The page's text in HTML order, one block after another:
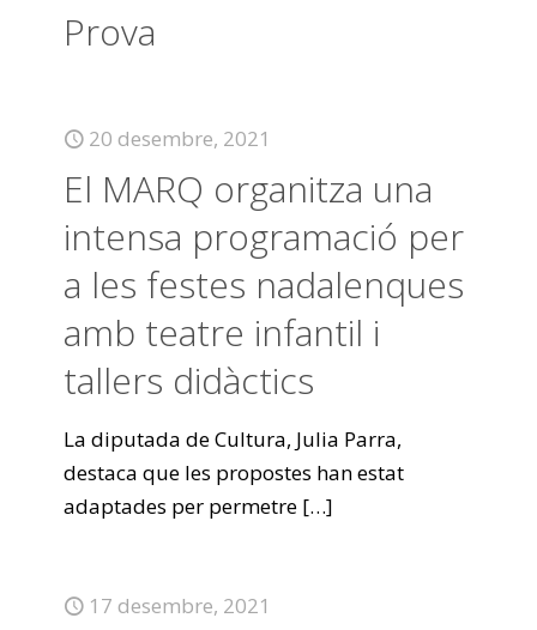
Prova
20 desembre, 2021
El MARQ organitza una
intensa programació per
a les festes nadalenques
amb teatre infantil i
tallers didàctics
La diputada de Cultura, Julia Parra,
destaca que les propostes han estat
adaptades per permetre […]
17 desembre, 2021